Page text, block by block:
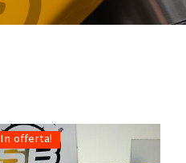
In offerta!